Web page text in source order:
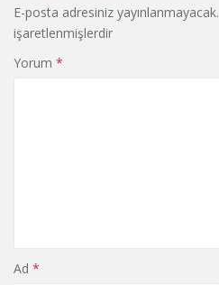
E-posta adresiniz yayınlanmayacak.
işaretlenmişlerdir
Yorum *
Ad *